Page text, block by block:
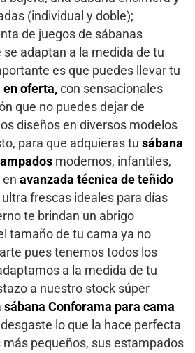
(individual y doble);
de juegos de sábanas
adaptan a la medida de tu
es que puedes llevar tu
en oferta, con sensacionales
que no puedes dejar de
diseños en diversos modelos
para que adquieras tu sábana
modernos, infantiles,
avanzada técnica de teñido
frescas ideales para días
te brindan un abrigo
tamaño de tu cama ya no
pues tenemos todos los
a la medida de tu
a nuestro stock súper
sábana Conforama para cama
lo que la hace perfecta
más pequeños, sus estampados